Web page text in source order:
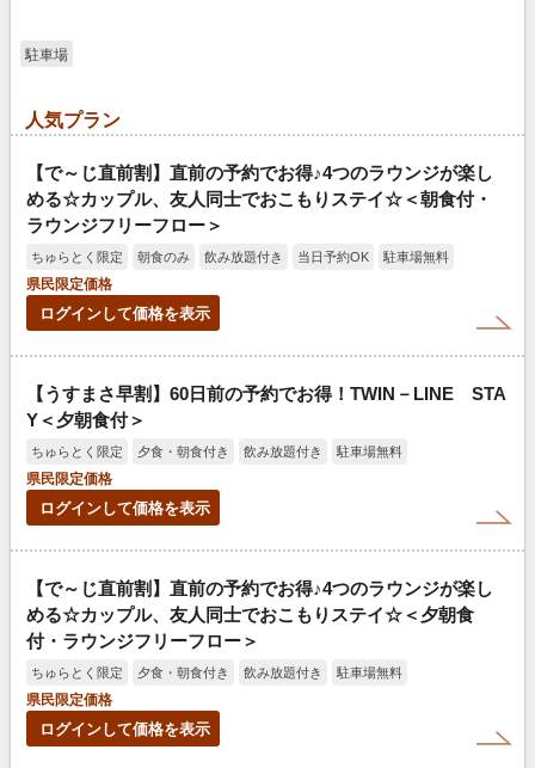
駐車場
人気プラン
【で～じ直前割】直前の予約でお得♪4つのラウンジが楽し
める☆カップル、友人同士でおこもりステイ☆＜朝食付・
ラウンジフリーフロー＞
ちゅらとく限定 朝食のみ 飲み放題付き 当日予約OK
駐車場無料
県民限定価格
ログインして価格を表示
【うすまさ早割】60日前の予約でお得！TWIN－LINE STA
Y＜夕朝食付＞
ちゅらとく限定 夕食・朝食付き 飲み放題付き
駐車場無料
県民限定価格
ログインして価格を表示
【で～じ直前割】直前の予約でお得♪4つのラウンジが楽し
める☆カップル、友人同士でおこもりステイ☆＜夕朝食
付・ラウンジフリーフロー＞
ちゅらとく限定 夕食・朝食付き 飲み放題付き
駐車場無料
県民限定価格
ログインして価格を表示